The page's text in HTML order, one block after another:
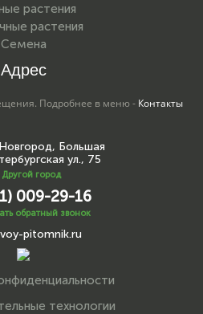
растения
растения
Семена
Адрес
Подробнее в меню - Контакты
Большая
ул., 75
Другой город
009-29-16
обратный звонок
pitomnik.ru
технологии